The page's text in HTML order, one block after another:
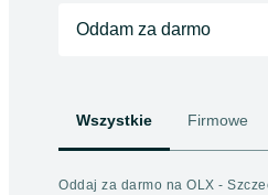
Oddam za darmo
Wszystkie Firmowe
Oddaj za darmo na OLX -